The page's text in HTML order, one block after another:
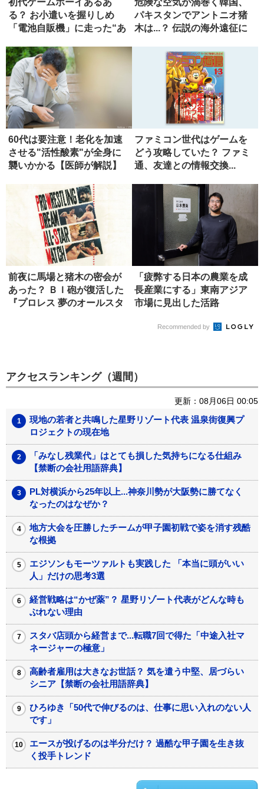
る？ お小遣いを握りしめ
「電池自販機」に走った“あ
パキスタンでアントニオ猪
木は...？ 伝説の海外遠征に
60代は要注意！老化を加速
させる"活性酸素"が全身に
襲いかかる【医師が解説】
ファミコン世代はゲームを
どう攻略していた？ ファミ
通、友達との情報交換...
前夜に馬場と猪木の密会が
あった？ ＢＩ砲が復活した
『プロレス 夢のオールスタ
「疲弊する日本の農業を成
長産業にする」東南アジア
市場に見出した活路
Recommended by
アクセスランキング（週間）
更新：08月06日 00:05
現地の若者と共鳴した星野リゾート代表 温泉街復興プ
ロジェクトの現在地
「みなし残業代」はとても損した気持ちになる仕組み
【禁断の会社用語辞典】
PL対横浜から25年以上...神奈川勢が大阪勢に勝てなく
なったのはなぜか？
地方大会を圧勝したチームが甲子園初戦で姿を消す残酷
な根拠
エジソンもモーツァルトも実践した 「本当に頭がいい
人」だけの思考3選
経営戦略は“かぜ薬”？ 星野リゾート代表がどんな時も
ぶれない理由
スタバ店頭から経営まで...転職7回で得た「中途入社マ
ネージャーの極意」
高齢者雇用は大きなお世話？ 気を遣う中堅、居づらい
シニア【禁断の会社用語辞典】
ひろゆき「50代で伸びるのは、仕事に思い入れのない人
です」
エースが投げるのは半分だけ？ 過酷な甲子園を生き抜
く投手トレンド